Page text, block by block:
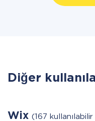
Diğer
Wix (167 kullanılabilir